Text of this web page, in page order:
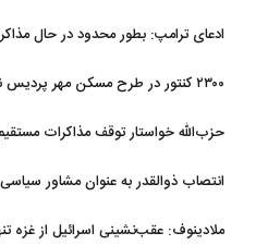
ادعای ترامپ: بطور محدود در حال
۲۳۰۰ کنتور در طرح مسکن مهر پردیس نصب شد
حزب‌الله خواستار توقف مذاکرات
انتصاب ذوالقدر به عنوان مشاور
ملادینوف: عقب‌نشینی اسرائیل از غزه